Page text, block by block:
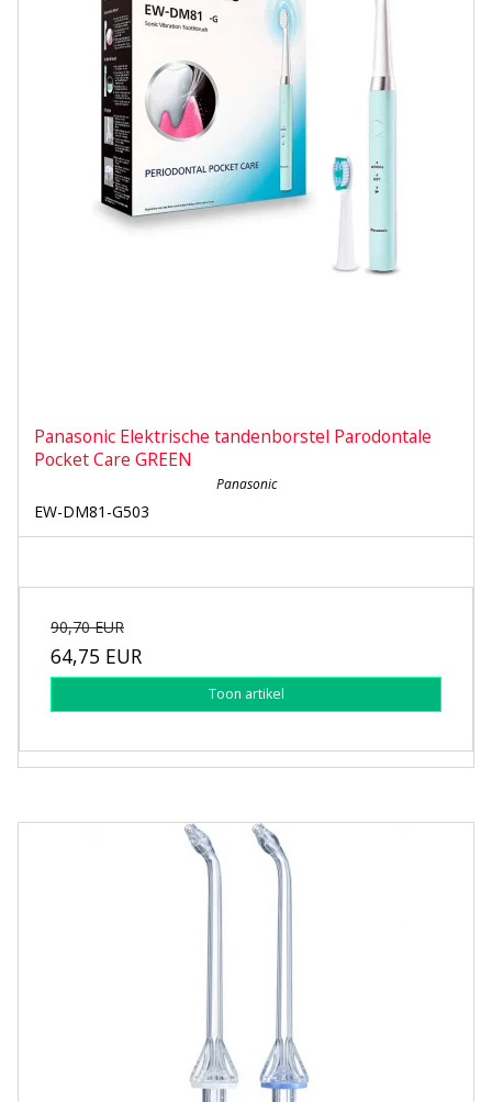
Panasonic Elektrische tandenborstel Parodontale
Pocket Care GREEN
Panasonic
EW-DM81-G503
90,70 EUR
64,75 EUR
Toon artikel